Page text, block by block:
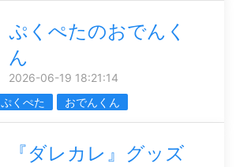
ぷくぺたのおでんく
ん
2026-06-19 18:21:14
ぷくぺた おでんくん
『ダレカレ』グッズ